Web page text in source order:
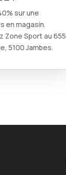
sur une
en magasin.
Zone Sport au 655
5100 Jambes.